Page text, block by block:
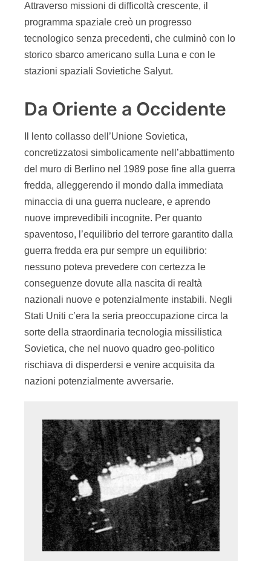
Attraverso missioni di difficoltà crescente, il
programma spaziale creò un progresso
tecnologico senza precedenti, che culminò con lo
storico sbarco americano sulla Luna e con le
stazioni spaziali Sovietiche Salyut.
Da Oriente a Occidente
Il lento collasso dell’Unione Sovietica,
concretizzatosi simbolicamente nell’abbattimento
del muro di Berlino nel 1989 pose fine alla guerra
fredda, alleggerendo il mondo dalla immediata
minaccia di una guerra nucleare, e aprendo
nuove imprevedibili incognite. Per quanto
spaventoso, l’equilibrio del terrore garantito dalla
guerra fredda era pur sempre un equilibrio:
nessuno poteva prevedere con certezza le
conseguenze dovute alla nascita di realtà
nazionali nuove e potenzialmente instabili. Negli
Stati Uniti c’era la seria preoccupazione circa la
sorte della straordinaria tecnologia missilistica
Sovietica, che nel nuovo quadro geo-politico
rischiava di disperdersi e venire acquisita da
nazioni potenzialmente avversarie.